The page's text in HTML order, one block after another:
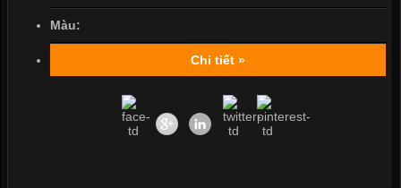
Màu:
Chi tiết »